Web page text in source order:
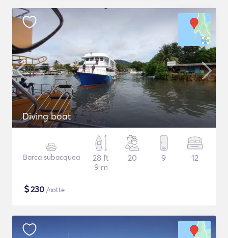
Diving boat
Barca subacquea
28 ft
9 m
20 9 12
$230 /notte